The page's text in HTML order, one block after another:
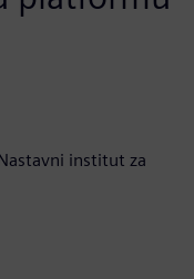
institut za